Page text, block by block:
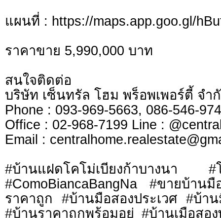
แผนที่ : https://maps.app.goo.gl/
ราคาขาย 5,990,000 บาท
สนใจติดต่อ
บริษัท เซ็นทรัล โฮม พร็อพเพอร์ตี้ จำ
Phone : 093-969-5663, 086-546-
Office : 02-968-7199 Line :
​​​​​​​Email :
#บ้านแฝดโคโม่เบียงก้าบางนา #โ
#ComoBiancaBangNa #ขายบ้าน
ราคาถูก #บ้านมือสองประเวศ #บ้า
#บ้านราคาถูกพร้อมอยู่ #บ้านเมือสอ